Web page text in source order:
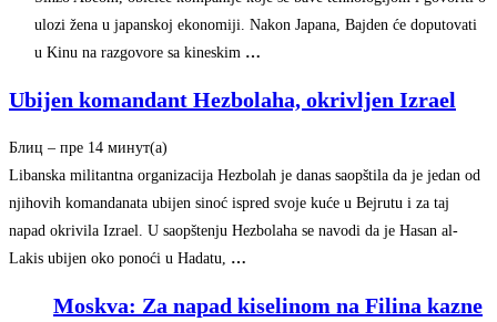
ulozi žena u japanskoj ekonomiji. Nakon Japana, Bajden će doputovati
u Kinu na razgovore sa kineskim …
Ubijen komandant Hezbolaha, okrivljen Izrael
Блиц – ‎пре 14 минут(а)‎
Libanska militantna organizacija Hezbolah je danas saopštila da je jedan od
njihovih komandanata ubijen sinoć ispred svoje kuće u Bejrutu i za taj
napad okrivila Izrael. U saopštenju Hezbolaha se navodi da je Hasan al-
Lakis ubijen oko ponoći u Hadatu, …
Moskva: Za napad kiselinom na Filina kazne